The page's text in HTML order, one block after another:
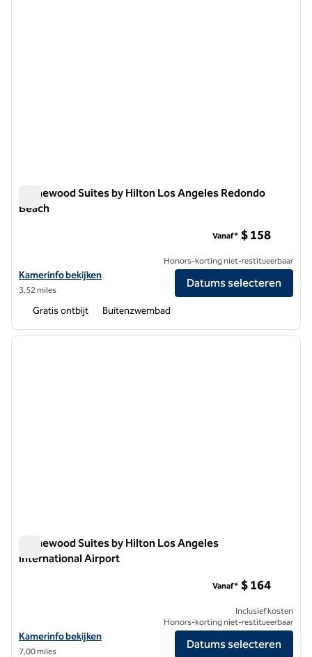
Homewood Suites by Hilton Los Angeles Redondo
Beach
Bekijk hoteldetails voor Homewood Suites by Hilton Los Angeles
Kamerinfo bekijken
3,52 miles
Vanaf* $ 158
Honors-korting niet-restitueerbaar
Datums selecteren
Gratis ontbijt Buitenzwembad
1 van 12
Homewood Suites by Hilton Los Angeles
International Airport
Bekijk hoteldetails voor Homewood Suites by Hilton Los Angeles
Kamerinfo bekijken
7,00 miles
Vanaf* $ 164
Inclusief kosten
Honors-korting niet-restitueerbaar
Datums selecteren